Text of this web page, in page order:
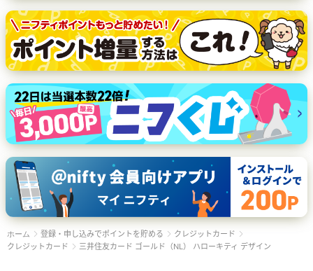
ホーム 登録・申し込みでポイントを貯める
クレジットカード
クレジットカード
三井住友カード ゴールド（NL） ハローキティ デザイン